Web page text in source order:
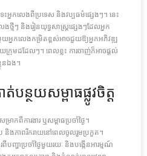
ះអ្នកលេងពីប្រទេស និងវប្បធម៌ផ្សេងៗ។ នេះ
ថ្មីៗ និងរៀនយុទ្ធសាស្ត្រផ្សេងៗដែលអ្នក
អ្នកលេងកម្រិតខ្ពស់អាចជួយឱ្យអ្នកអភិវឌ្ឍ
រុមដដែលៗ។ ពេលខ្លះ ការចាញ់ក៏អាចផ្តល់
នឯង។
ត់បន្ថយសម្ពាធផ្លូវចិត្ត
ាកពីការងារ ឬសម្ពាធប្រចាំថ្ងៃ។
និងភាពរីករាយនៅពេលចូលរួមប្រកួត។
ពីបញ្ហាប្រចាំថ្ងៃមួយរយៈ និងបង្កើនអារម្មណ៍